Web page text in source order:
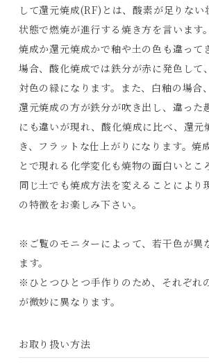
Products
Journals
Contact
プライバシーポリシー
特定商取引法に基づく表
して還元焼成(RF)とは、酸素が足りない
状態で燃焼が進行する焼き方を言います
焼成か還元焼成かで釉や土の色も違って
場合、酸化焼成では鉄分が赤に発色して
対色の緑になります。また、白釉の場合
還元焼成の方が鉄分が吹き出し、違った
にも違いが現れ、酸化焼成に比べ、還元
き、フラットな仕上がりになります。焼
とで現れる化学変化も焼物の面白いとこ
同じ土でも焼成方法を変えることにより
の特徴をお楽しみ下さい。
※ご覧のモニターによって、若干色が異
ます。
※ひとつひとつ手作りのため、それぞれ
が微妙に異なります。
お取り扱い方法